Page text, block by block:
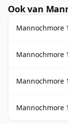
Ook van
Mannochmore 12
Mannochmore
Mannochmore
Mannochmore